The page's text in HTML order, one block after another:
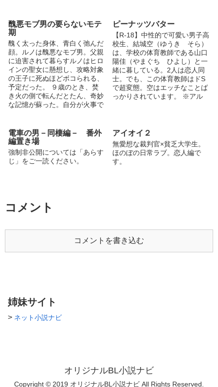
されずして殺され、『転生』し
た少年 転生後…前世の分まで
愛される。 容姿端麗、頭脳明
晰、運動神経抜群。 それに加
えて、性格は天使ときた、これ
は愛さずにはいられない…！
前世の努力が今世で報われる…
『転生したら幸せでした』 悩
み苦しみ支え合う、トロトロ
甘々ストーリー 【溺愛/近親相
甘やかしていくお話です。 (で
すが転生後もゴタゴタありま
す…) タイトル募集していま
す、良ければ是非コメント等で
語彙力ないです…ご了承下さい
R18が出てくるのは結構後の方
醜悪モブ男の要らないモテ
期
醜く太った身体、青白く弛んだ
顔。ルノは醜悪なモブ男。父親
に迫害されて暮らすルノはヒロ
インの聖女に懸想し、攻略対象
の王子に死ぬほどボコられる、
予定だった。 ９歳のとき、焚
き火の側で転んだとたん、奇妙
な記憶が蘇った。自分が火事で
ピーナッツバター
【R-18】中性的で可愛い男子高
校生、結城空（ゆうき そら）
は、学校の体育教師である山口
陽佳（やまぐち ひよし）と一
緒に暮している。2人は恋人同
士。でも、この体育教師はドS
で超変態。空はエッチなことば
っかりされています。 ※アル
https://www.alphapolis.co.jp/no
vel/79332834/121173825 ※エ
ロ重視予定。8割くらいエロで
す。 ※2人の過去話もアルファ
ポリスで連載中
電車の男－同棲編－ 番外
編置き場
強制非公開については「あらす
じ」をご一読ください。
アイオイ２
無愛想な裁判官×貧乏大学生。
ほのぼの日常ラブ。恋人編で
す。
コメント
コメントを書き込む
姉妹サイト
> ネット小説ナビ
オリジナルBL小説ナビ
Copyright © 2019 オリジナルBL小説ナビ All Rights Reserved.